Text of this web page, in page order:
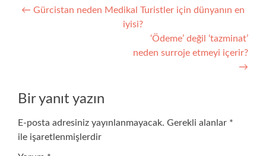
Yazı
← Gürcistan neden Medikal Turistler için dünyanın en
iyisi?
‘Ödeme’ değil ‘tazminat’
neden surroje etmeyi içerir?
→
Bir yanıt yazın
E-posta adresiniz yayınlanmayacak. Gerekli alanlar *
ile işaretlenmişlerdir